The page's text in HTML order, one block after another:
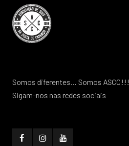
Somos diferentes… Somos ASCC!!!
Sigam-nos nas redes sociais